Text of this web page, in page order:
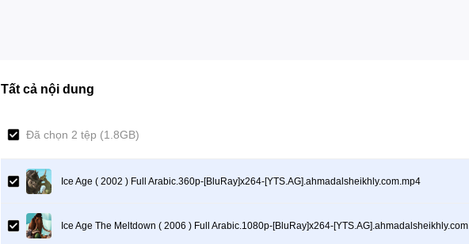
Tất cả nội dung
Đã chọn 2 tệp (1.8GB)
Ice Age ( 2002 ) Full Arabic.360p-[BluRay]x264-[YTS.AG].ahmadalsheikhly.com.mp4
Ice Age The Meltdown ( 2006 ) Full Arabic.1080p-[BluRay]x264-